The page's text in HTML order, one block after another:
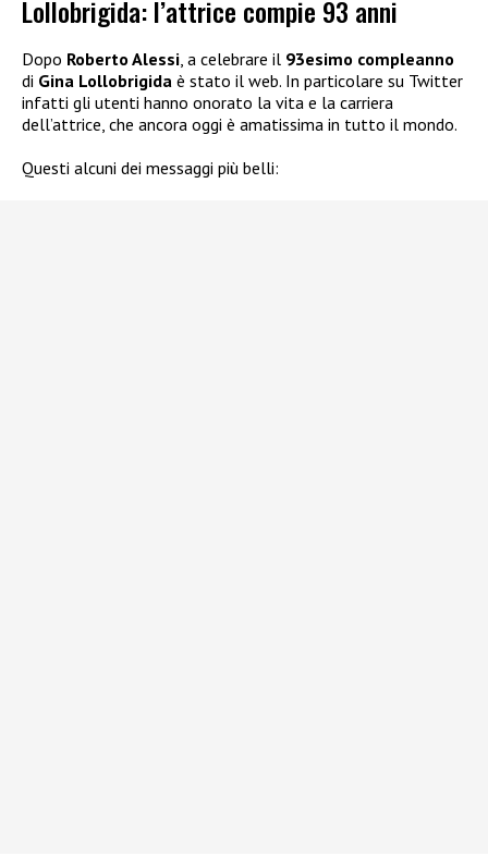
Lollobrigida: l’attrice compie 93 anni
Dopo Roberto Alessi, a celebrare il 93esimo compleanno
di Gina Lollobrigida è stato il web. In particolare su Twitter
infatti gli utenti hanno onorato la vita e la carriera
dell’attrice, che ancora oggi è amatissima in tutto il mondo.
Questi alcuni dei messaggi più belli: